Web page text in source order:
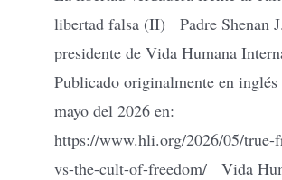
libertad falsa (II) Padre Shenan
presidente de Vida Humana
Publicado originalmente en
mayo del 2026 en:
https://www.hli.org/2026/05/true-
vs-the-cult-of-freedom/ Vida